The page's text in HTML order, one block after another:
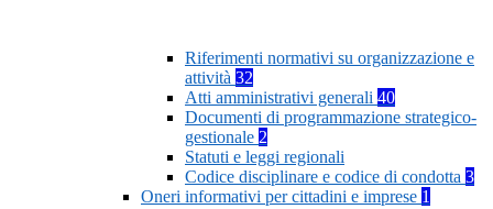
Riferimenti normativi su organizzazione e
attività 32
Atti amministrativi generali 40
Documenti di programmazione strategico-
gestionale 2
Statuti e leggi regionali
Codice disciplinare e codice di condotta 3
Oneri informativi per cittadini e imprese 1